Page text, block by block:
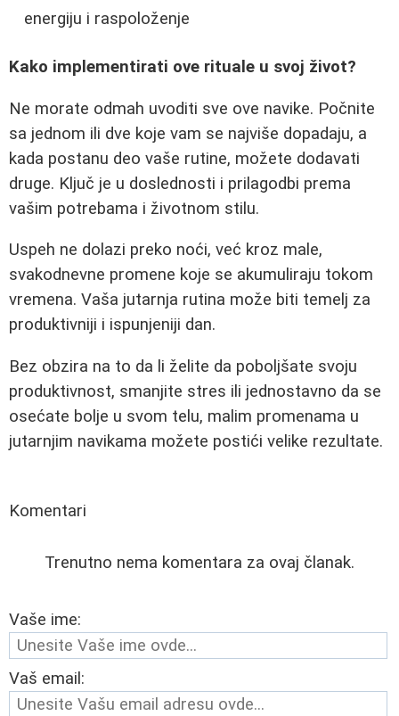
energiju i raspoloženje
Kako implementirati ove rituale u svoj život?
Ne morate odmah uvoditi sve ove navike. Počnite
sa jednom ili dve koje vam se najviše dopadaju, a
kada postanu deo vaše rutine, možete dodavati
druge. Ključ je u doslednosti i prilagodbi prema
vašim potrebama i životnom stilu.
Uspeh ne dolazi preko noći, već kroz male,
svakodnevne promene koje se akumuliraju tokom
vremena. Vaša jutarnja rutina može biti temelj za
produktivniji i ispunjeniji dan.
Bez obzira na to da li želite da poboljšate svoju
produktivnost, smanjite stres ili jednostavno da se
osećate bolje u svom telu, malim promenama u
jutarnjim navikama možete postići velike rezultate.
Komentari
Trenutno nema komentara za ovaj članak.
Vaše ime:
Vaš email: